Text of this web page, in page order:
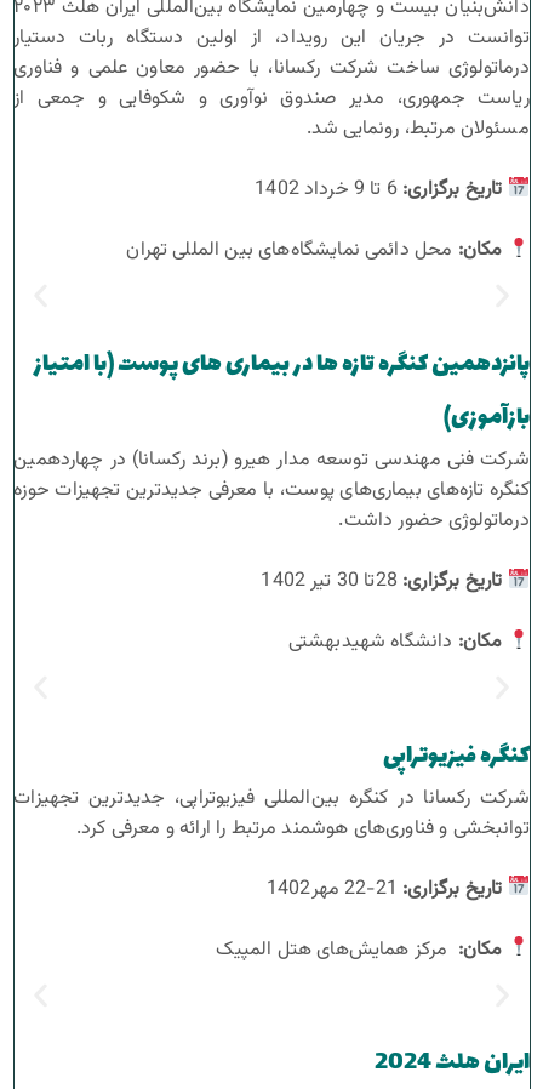
دانش‌بنیان بیست و چهارمین نمایشگاه بین‌المللی ایران هلث ۲۰۲۳
توانست در جریان این رویداد، از اولین دستگاه ربات دستیار
درماتولوژی ساخت شرکت رکسانا، با حضور معاون علمی و فناوری
ریاست جمهوری، مدیر صندوق نوآوری و شکوفایی و جمعی از
مسئولان مرتبط، رونمایی شد.
تاریخ برگزاری: 6 تا 9 خرداد 1402
مکان: محل دائمی نمایشگاه‌های بین المللی تهران
پانزدهمین کنگره تازه ها در بیماری های پوست (با امتیاز
بازآموزی)
شرکت فنی مهندسی توسعه مدار هیرو (برند رکسانا) در چهاردهمین
کنگره تازه‌های بیماری‌های پوست، با معرفی جدیدترین تجهیزات حوزه
درماتولوژی حضور داشت.
تاریخ برگزاری:
مکان: دانشگاه شهیدبهشتی
کنگره فیزیوتراپی
شرکت رکسانا در کنگره بین‌المللی فیزیوتراپی، جدیدترین تجهیزات
توانبخشی و فناوری‌های هوشمند مرتبط را ارائه و معرفی کرد.
تاریخ برگزاری:
مکان: مرکز همایش‌های هتل المپیک
ایران هلث 2024